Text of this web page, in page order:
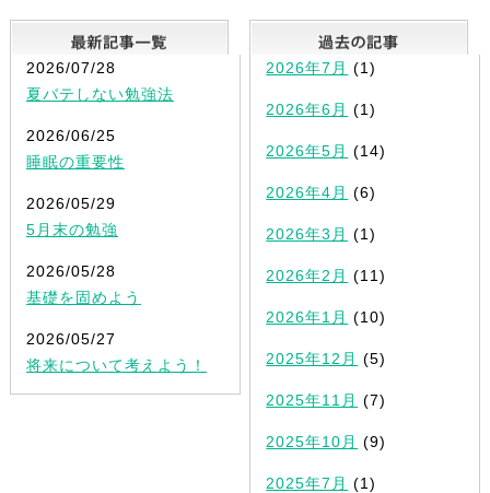
最新記事一覧
2026/07/28
夏バテしない勉強法
2026/06/25
睡眠の重要性
2026/05/29
5月末の勉強
2026/05/28
基礎を固めよう
2026/05/27
将来について考えよう！
2026年7月 (1)
2026年6月 (1)
2026年5月 (14)
2026年4月 (6)
2026年3月 (1)
2026年2月 (11)
2026年1月 (10)
2025年12月 (5)
2025年11月 (7)
2025年10月 (9)
2025年7月 (1)